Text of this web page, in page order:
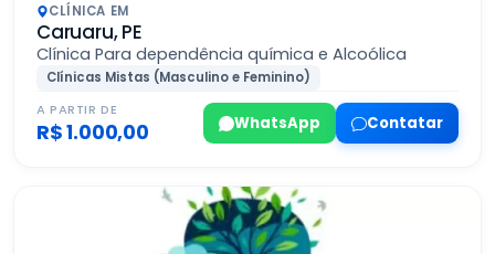
CLÍNICA EM
Caruaru, PE
Clínica Para dependência química e Alcoólica
Clínicas Mistas (Masculino e Feminino)
A PARTIR DE
R$ 1.000,00 WhatsApp Contatar